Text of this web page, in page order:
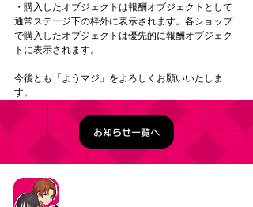
・購入したオブジェクトは報酬オブジェクトとして
通常ステージ下の枠外に表示されます。各ショップ
で購入したオブジェクトは優先的に報酬オブジェク
トに表示されます。
今後とも「ようマジ」をよろしくお願いいたしま
す。
お知らせ一覧へ